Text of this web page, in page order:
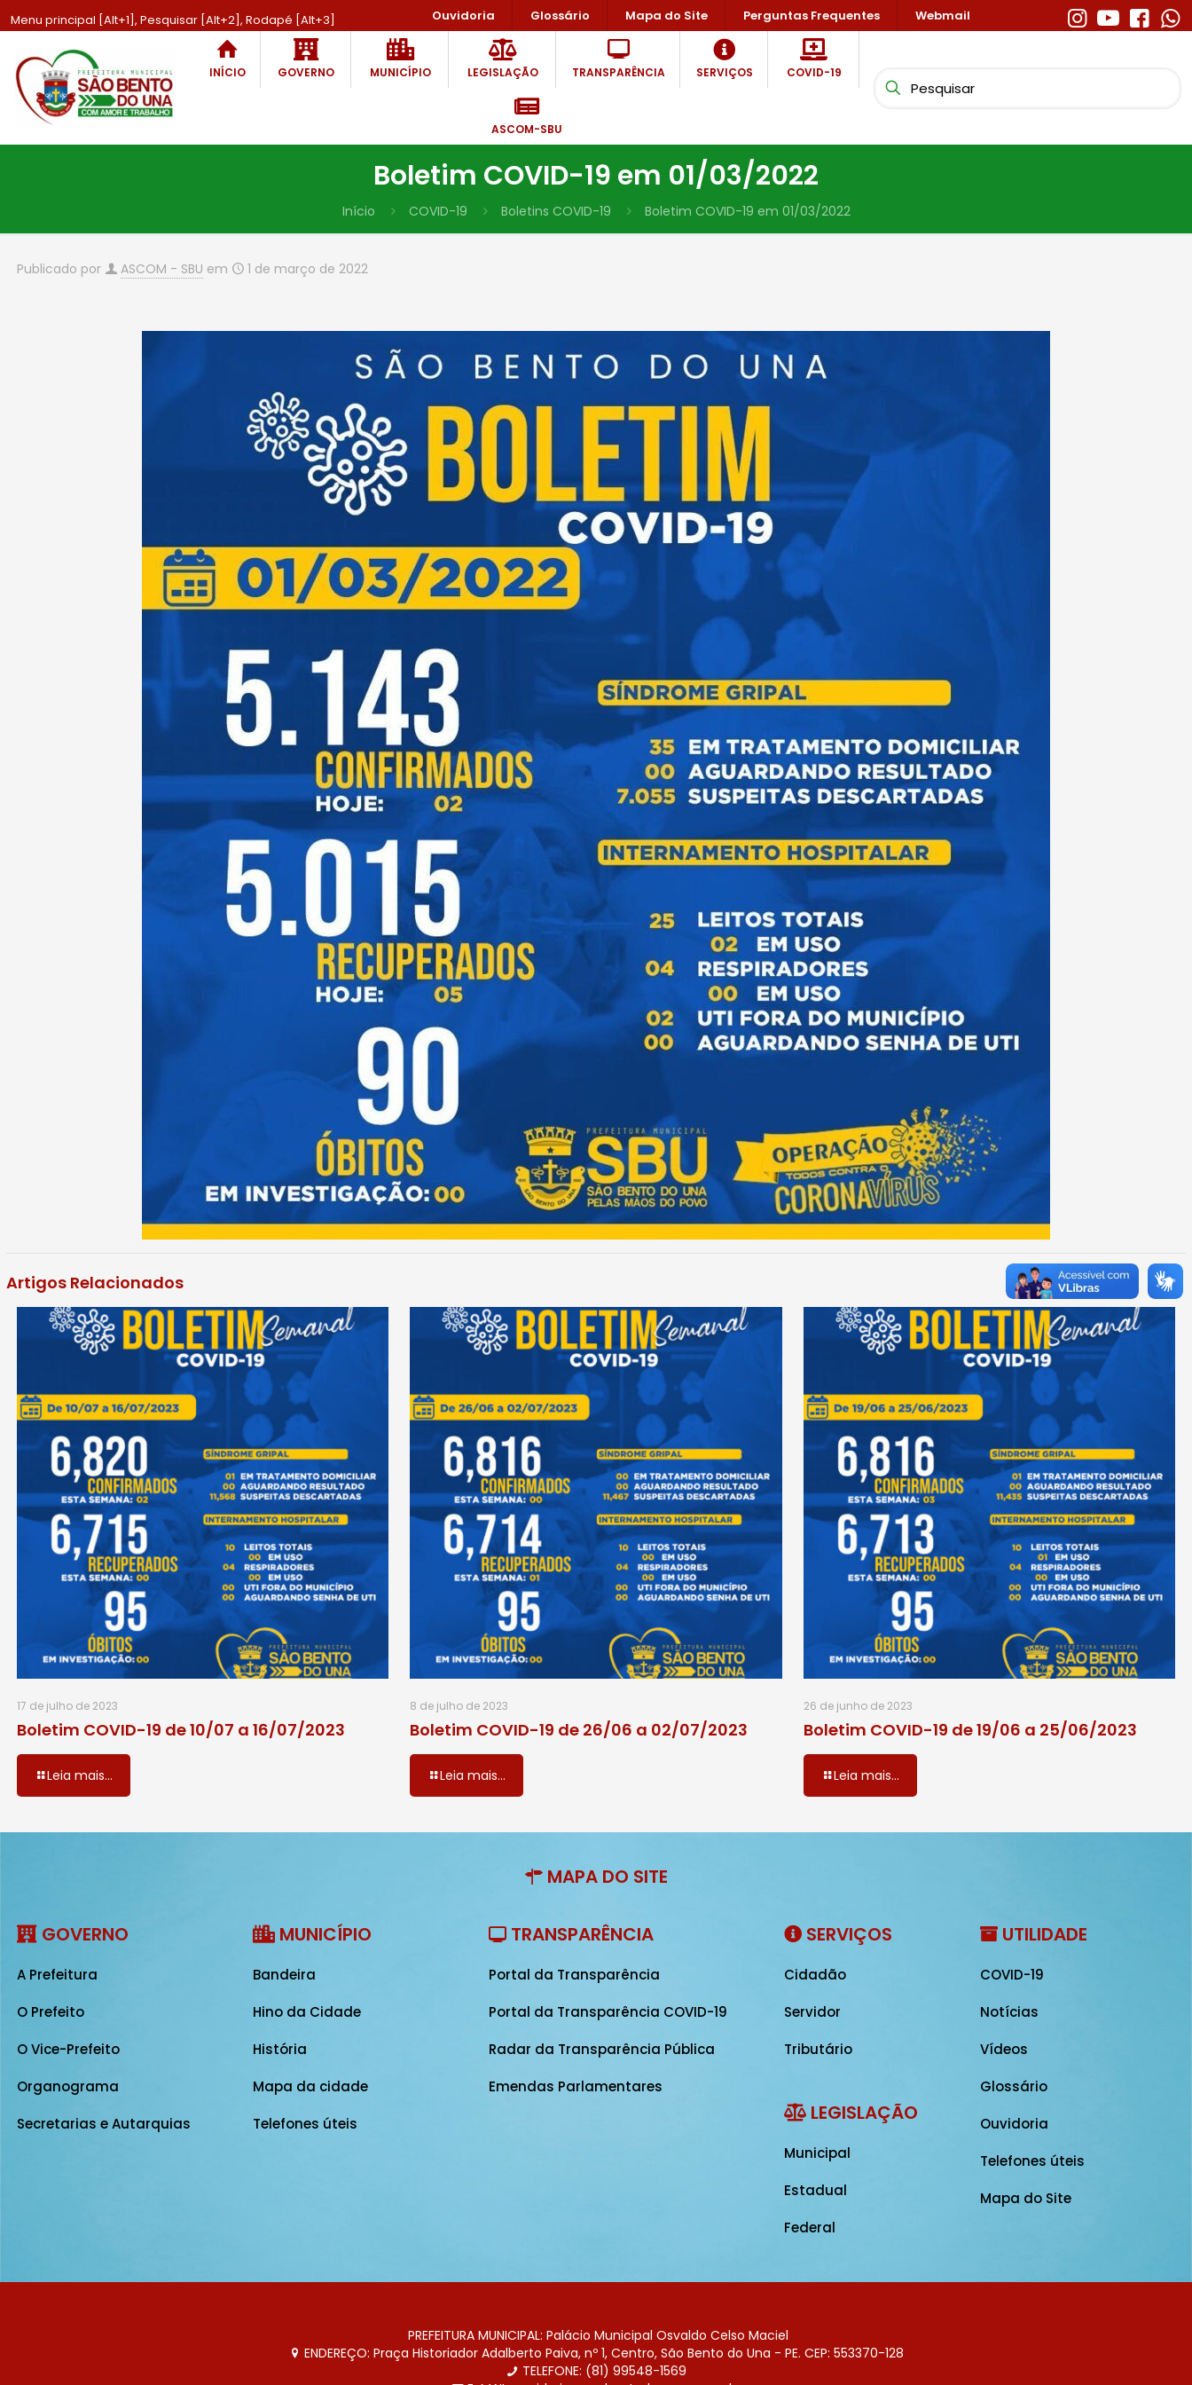
Menu principal [Alt+1], Pesquisar [Alt+2], Rodapé [Alt+3] Ouvidoria Glossário Mapa do Site Perguntas Frequentes Webmail
INÍCIO GOVERNO MUNICÍPIO LEGISLAÇÃO TRANSPARÊNCIA SERVIÇOS COVID-19
ASCOM-SBU
Boletim COVID-19 em 01/03/2022
Início COVID-19 Boletins COVID-19 Boletim COVID-19 em 01/03/2022
Publicado por ASCOM - SBU em 1 de março de 2022
Artigos Relacionados
17 de julho de 2023
Boletim COVID-19 de 10/07 a 16/07/2023
Leia mais...
8 de julho de 2023
Boletim COVID-19 de 26/06 a 02/07/2023
Leia mais...
26 de junho de 2023
Boletim COVID-19 de 19/06 a 25/06/2023
Leia mais...
MAPA DO SITE
GOVERNO
A Prefeitura
O Prefeito
O Vice-Prefeito
Organograma
Secretarias e Autarquias
MUNICÍPIO
Bandeira
Hino da Cidade
História
Mapa da cidade
Telefones úteis
TRANSPARÊNCIA
Portal da Transparência
Portal da Transparência COVID-19
Radar da Transparência Pública
Emendas Parlamentares
SERVIÇOS
Cidadão
Servidor
Tributário
LEGISLAÇÃO
Municipal
Estadual
Federal
UTILIDADE
COVID-19
Notícias
Vídeos
Glossário
Ouvidoria
Telefones úteis
Mapa do Site
PREFEITURA MUNICIPAL: Palácio Municipal Osvaldo Celso Maciel
ENDEREÇO: Praça Historiador Adalberto Paiva, nº 1, Centro, São Bento do Una - PE. CEP: 553370-128
TELEFONE: (81) 99548-1569